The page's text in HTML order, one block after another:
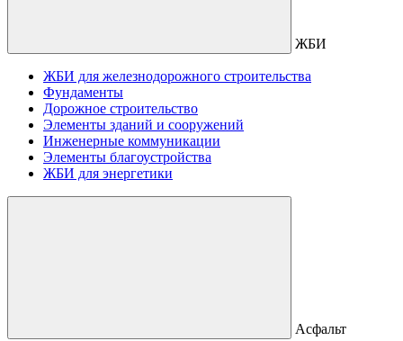
ЖБИ
ЖБИ для железнодорожного строительства
Фундаменты
Дорожное строительство
Элементы зданий и сооружений
Инженерные коммуникации
Элементы благоустройства
ЖБИ для энергетики
Асфальт